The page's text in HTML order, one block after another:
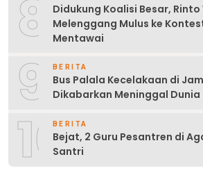
8
Didukung Koalisi Besar,
Melenggang Mulus ke
Mentawai
9 BERITA
Bus Palala Kecelakaan di
Dikabarkan Meninggal Dunia
10BERITA
Bejat, 2 Guru Pesantren di
Santri